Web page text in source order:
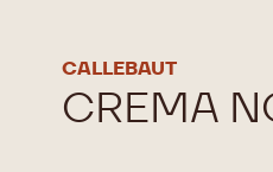
CALLEBAUT
CREMA